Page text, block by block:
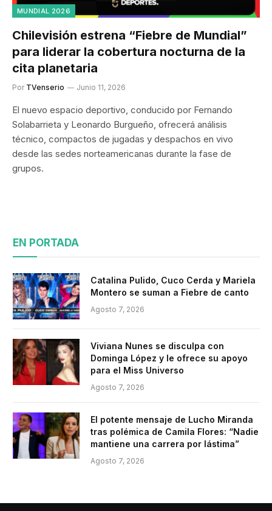
MUNDIAL 2026
Chilevisión estrena “Fiebre de Mundial”
para liderar la cobertura nocturna de la
cita planetaria
Por TVenserio Junio 11, 2026
El nuevo espacio deportivo, conducido por Fernando
Solabarrieta y Leonardo Burgueño, ofrecerá análisis
técnico, compactos de jugadas y despachos en vivo
desde las sedes norteamericanas durante la fase de
grupos.
EN PORTADA
Catalina Pulido, Cuco Cerda y Mariela
Montero se suman a Fiebre de canto
Agosto 7, 2026
Viviana Nunes se disculpa con
Dominga López y le ofrece su apoyo
para el Miss Universo
Agosto 7, 2026
El potente mensaje de Lucho Miranda
tras polémica de Camila Flores: “Nadie
mantiene una carrera por lástima”
Agosto 7, 2026